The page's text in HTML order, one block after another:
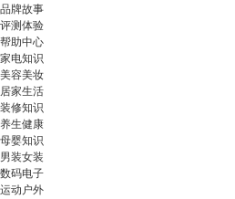
品牌故事
评测体验
帮助中心
家电知识
美容美妆
居家生活
装修知识
养生健康
母婴知识
男装女装
数码电子
运动户外